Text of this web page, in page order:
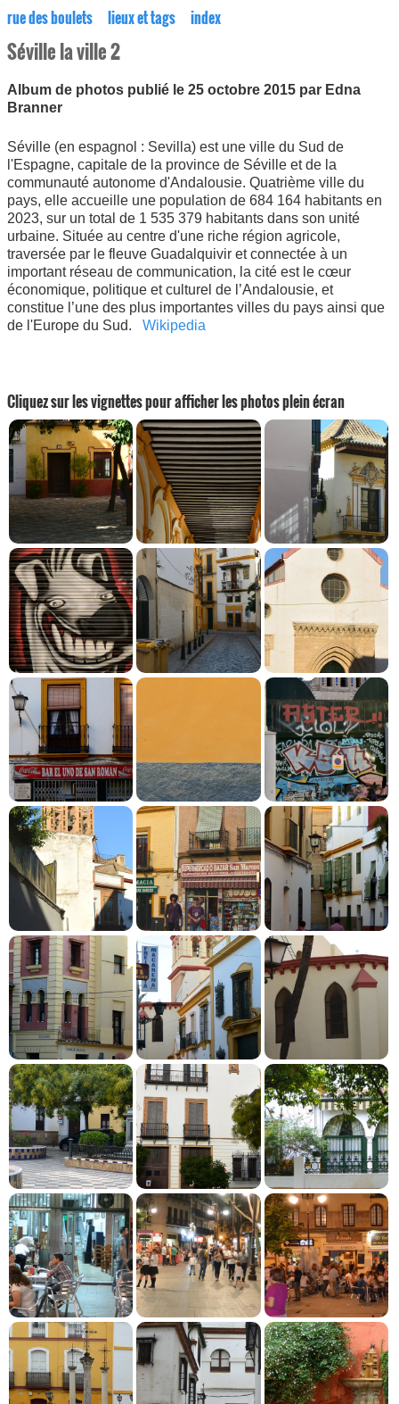
rue des boulets lieux et tags index
Séville la ville 2
Album de photos publié le 25 octobre 2015 par Edna
Branner
Séville (en espagnol : Sevilla) est une ville du Sud de
l'Espagne, capitale de la province de Séville et de la
communauté autonome d'Andalousie. Quatrième ville du
pays, elle accueille une population de 684 164 habitants en
2023, sur un total de 1 535 379 habitants dans son unité
urbaine. Située au centre d'une riche région agricole,
traversée par le fleuve Guadalquivir et connectée à un
important réseau de communication, la cité est le cœur
économique, politique et culturel de l’Andalousie, et
constitue l’une des plus importantes villes du pays ainsi que
de l'Europe du Sud. Wikipedia
Cliquez sur les vignettes pour afficher les photos plein écran